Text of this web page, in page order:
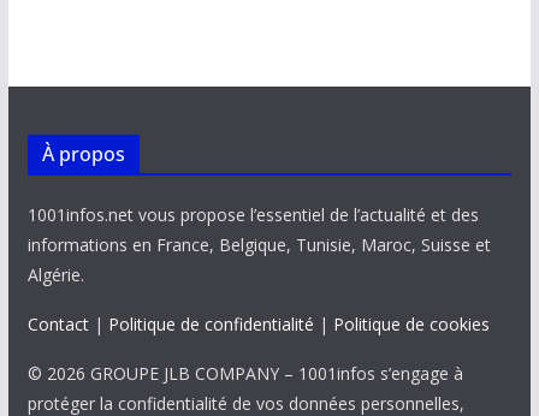
À propos
1001infos.net vous propose l’essentiel de l’actualité et des
informations en France, Belgique, Tunisie, Maroc, Suisse et
Algérie.
Contact| Politique de confidentialité | Politique de cookies
© 2026 GROUPE JLB COMPANY – 1001infos s’engage à
protéger la confidentialité de vos données personnelles,